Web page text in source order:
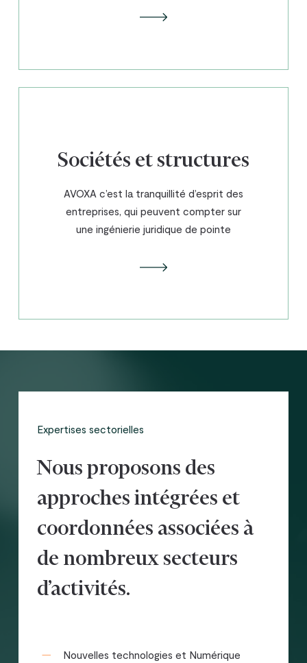
Sociétés et structures
AVOXA c’est la tranquillité d’esprit des
entreprises, qui peuvent compter sur
une ingénierie juridique de pointe
Expertises sectorielles
Nous proposons des
approches intégrées et
coordonnées associées à
de nombreux secteurs
d’activités.
Nouvelles technologies et Numérique